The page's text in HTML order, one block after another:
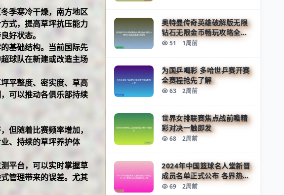
季寒冷干燥，南方地区
式，提高草坪抗压能力
好状态。
基础结构。当前国际先
球队在新建或改造主场
平整度、密实度、草高
可以推动各俱乐部持续
但随着比赛频率增加，
、持续的草坪养护体
平台，可以实时掌握草
管理带来的误差。尤其
奥特曼传奇英雄破解版无限
钻石无限金币畅玩攻略全角
色解锁指南
51 1周前
为国乒喝彩 多哈世乒赛开赛
全赛程抢先了解
63 2周前
世界女排联赛焦点战前瞻精
彩对决一触即发
68 2周前
2024年中国篮球名人堂新晋
成员名单正式公布 各界热议
传奇球员的入选
69 2周前